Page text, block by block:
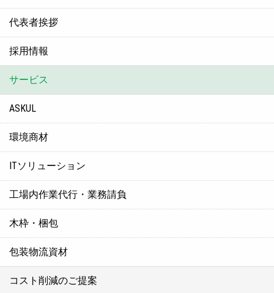
代表者挨拶
採用情報
サービス
ASKUL
環境商材
ITソリューション
工場内作業代行・業務請負
木枠・梱包
包装物流資材
コスト削減のご提案